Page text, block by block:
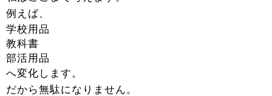
例えば、
学校用品
教科書
部活用品
へ変化します。
だから無駄になりません。